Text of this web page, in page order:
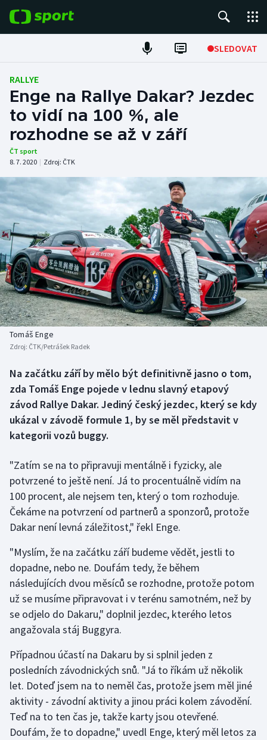
SLEDOVAT
Fotbal
Hokej
Tenis
Atletika
DALŠÍ SPORTY
Americký fotbal
Baseball a softbal
Basketbal
Biatlon
Box
Curling
Florbal
Futsal
Golf
Gymnastika
Házená
Jezdectví
Judo
Krasobruslení
Lezení
Lyže a snowboard
NEPŘEHLÉDNĚTE
Soutěže
Historické návraty
Aplikace ČT sport
RALLYE
Enge na Rallye Dakar? Jezdec
to vidí na 100 %, ale
rozhodne se až v září
ČT sport
8. 7. 2020 | Zdroj: ČTK
Tomáš Enge
Zdroj: ČTK/Petrášek Radek
Na začátku září by mělo být definitivně jasno o tom,
zda Tomáš Enge pojede v lednu slavný etapový
závod Rallye Dakar. Jediný český jezdec, který se kdy
ukázal v závodě formule 1, by se měl představit v
kategorii vozů buggy.
"Zatím se na to připravuji mentálně i fyzicky, ale
potvrzené to ještě není. Já to procentuálně vidím na
100 procent, ale nejsem ten, který o tom rozhoduje.
Čekáme na potvrzení od partnerů a sponzorů, protože
Dakar není levná záležitost," řekl Enge.
"Myslím, že na začátku září budeme vědět, jestli to
dopadne, nebo ne. Doufám tedy, že během
následujících dvou měsíců se rozhodne, protože potom
už se musíme připravovat i v terénu samotném, než by
se odjelo do Dakaru," doplnil jezdec, kterého letos
angažovala stáj Buggyra.
Případnou účastí na Dakaru by si splnil jeden z
posledních závodnických snů. "Já to říkám už několik
let. Doteď jsem na to neměl čas, protože jsem měl jiné
aktivity - závodní aktivity a jinou práci kolem závodění.
Teď na to ten čas je, takže karty jsou otevřené.
Doufám, že to dopadne," uvedl Enge, který měl letos za